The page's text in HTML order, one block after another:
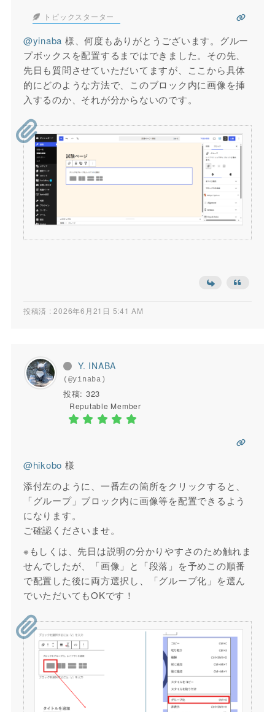
トピックスターター
@yinaba 様、何度もありがとうございます。グルー
プボックスを配置するまではできました。その先、
先日も質問させていただいてますが、ここから具体
的にどのような方法で、このブロック内に画像を挿
入するのか、それが分からないのです。
投稿済 : 2026年6月21日 5:41 AM
Y. INABA
(@yinaba)
投稿: 323
Reputable Member
@hikobo 様
添付左のように、一番左の箇所をクリックすると、
「グループ」ブロック内に画像等を配置できるよう
になります。
ご確認くださいませ。
※もしくは、先日は説明の分かりやすさのため触れま
せんでしたが、「画像」と「段落」を予めこの順番
で配置した後に両方選択し、「グループ化」を選ん
でいただいてもOKです！